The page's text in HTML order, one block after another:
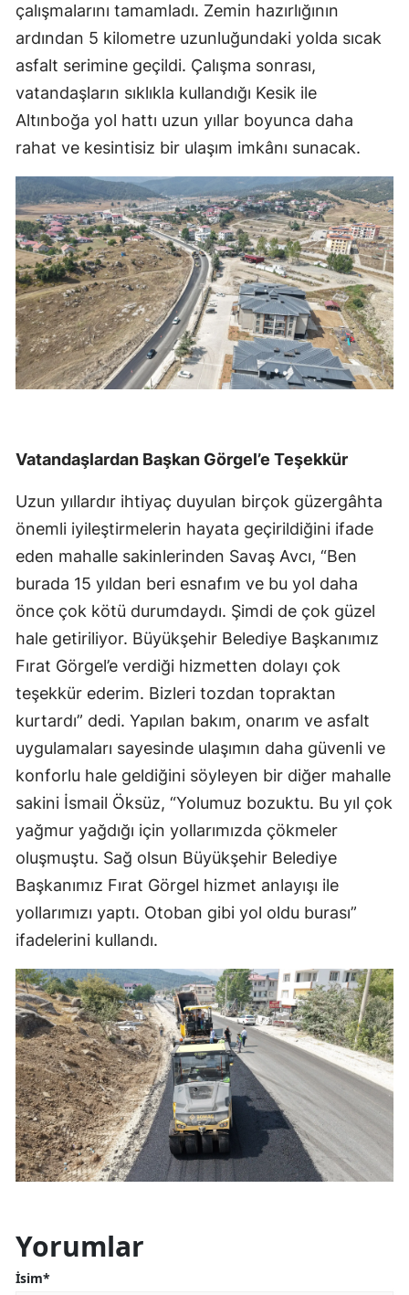
çalışmalarını tamamladı. Zemin hazırlığının
ardından 5 kilometre uzunluğundaki yolda sıcak
asfalt serimine geçildi. Çalışma sonrası,
vatandaşların sıklıkla kullandığı Kesik ile
Altınboğa yol hattı uzun yıllar boyunca daha
rahat ve kesintisiz bir ulaşım imkânı sunacak.
Vatandaşlardan Başkan Görgel’e Teşekkür
Uzun yıllardır ihtiyaç duyulan birçok güzergâhta
önemli iyileştirmelerin hayata geçirildiğini ifade
eden mahalle sakinlerinden Savaş Avcı, “Ben
burada 15 yıldan beri esnafım ve bu yol daha
önce çok kötü durumdaydı. Şimdi de çok güzel
hale getiriliyor. Büyükşehir Belediye Başkanımız
Fırat Görgel’e verdiği hizmetten dolayı çok
teşekkür ederim. Bizleri tozdan topraktan
kurtardı” dedi. Yapılan bakım, onarım ve asfalt
uygulamaları sayesinde ulaşımın daha güvenli ve
konforlu hale geldiğini söyleyen bir diğer mahalle
sakini İsmail Öksüz, “Yolumuz bozuktu. Bu yıl çok
yağmur yağdığı için yollarımızda çökmeler
oluşmuştu. Sağ olsun Büyükşehir Belediye
Başkanımız Fırat Görgel hizmet anlayışı ile
yollarımızı yaptı. Otoban gibi yol oldu burası”
ifadelerini kullandı.
Yorumlar
İsim*